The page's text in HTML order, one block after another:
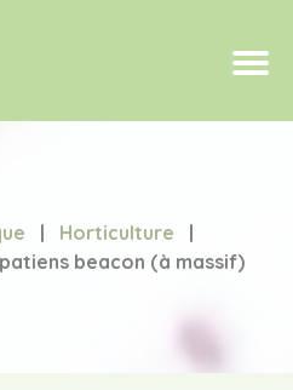
| Horticulture
|
beacon (à massif)